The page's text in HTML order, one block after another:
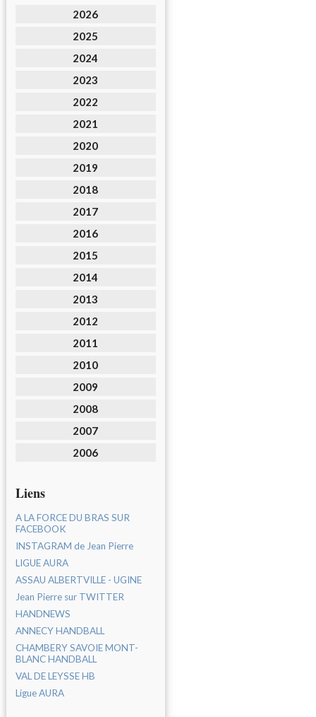
2026
2025
2024
2023
2022
2021
2020
2019
2018
2017
2016
2015
2014
2013
2012
2011
2010
2009
2008
2007
2006
Liens
A LA FORCE DU BRAS SUR
FACEBOOK
INSTAGRAM de Jean Pierre
LIGUE AURA
ASSAU ALBERTVILLE - UGINE
Jean Pierre sur TWITTER
HANDNEWS
ANNECY HANDBALL
CHAMBERY SAVOIE MONT-
BLANC HANDBALL
VAL DE LEYSSE HB
Ligue AURA